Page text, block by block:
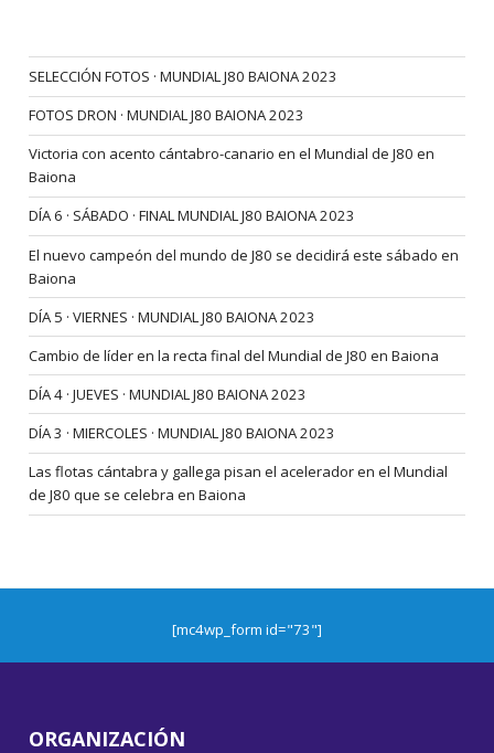
SELECCIÓN FOTOS · MUNDIAL J80 BAIONA 2023
FOTOS DRON · MUNDIAL J80 BAIONA 2023
Victoria con acento cántabro-canario en el Mundial de J80 en
Baiona
DÍA 6 · SÁBADO · FINAL MUNDIAL J80 BAIONA 2023
El nuevo campeón del mundo de J80 se decidirá este sábado en
Baiona
DÍA 5 · VIERNES · MUNDIAL J80 BAIONA 2023
Cambio de líder en la recta final del Mundial de J80 en Baiona
DÍA 4 · JUEVES · MUNDIAL J80 BAIONA 2023
DÍA 3 · MIERCOLES · MUNDIAL J80 BAIONA 2023
Las flotas cántabra y gallega pisan el acelerador en el Mundial
de J80 que se celebra en Baiona
[mc4wp_form id="73"]
ORGANIZACIÓN